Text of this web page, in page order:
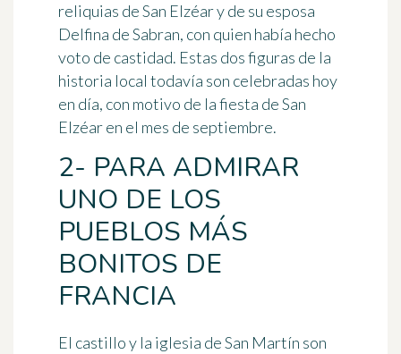
reliquias de San Elzéar y de su esposa
Delfina de Sabran, con quien había hecho
voto de castidad. Estas dos figuras de la
historia local todavía son celebradas hoy
en día, con motivo de la fiesta de San
Elzéar en el mes de septiembre.
2- PARA ADMIRAR
UNO DE LOS
PUEBLOS MÁS
BONITOS DE
FRANCIA
El castillo y la iglesia de San Martín son